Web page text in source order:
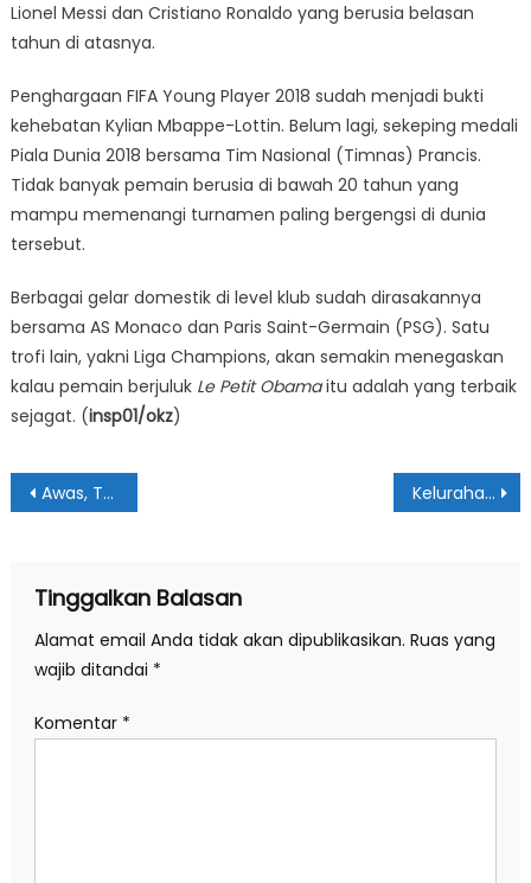
Lionel Messi dan Cristiano Ronaldo yang berusia belasan
tahun di atasnya.
Penghargaan FIFA Young Player 2018 sudah menjadi bukti
kehebatan Kylian Mbappe-Lottin. Belum lagi, sekeping medali
Piala Dunia 2018 bersama Tim Nasional (Timnas) Prancis.
Tidak banyak pemain berusia di bawah 20 tahun yang
mampu memenangi turnamen paling bergengsi di dunia
tersebut.
Berbagai gelar domestik di level klub sudah dirasakannya
bersama AS Monaco dan Paris Saint-Germain (PSG). Satu
trofi lain, yakni Liga Champions, akan semakin menegaskan
kalau pemain berjuluk Le Petit Obamaitu adalah yang terbaik
sejagat. (insp01/okz)
Navigasi
Awas, Ternyata Stroke Juga Bisa Serang Mata, Ini Jenisnya! Kelurahan di Medan Diharapkan Terapkan KKBPK
Tinggalkan Balasan
Alamat email Anda tidak akan dipublikasikan. Ruas yang
wajib ditandai *
Komentar *